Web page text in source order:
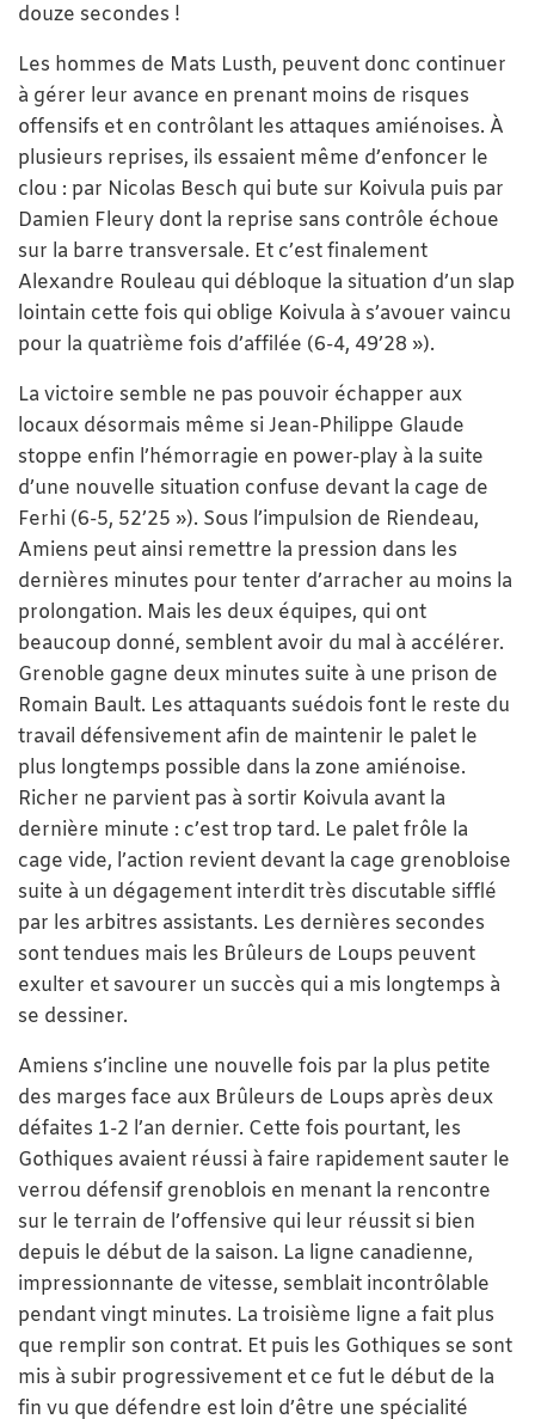
douze secondes !
Les hommes de Mats Lusth, peuvent donc continuer
à gérer leur avance en prenant moins de risques
offensifs et en contrôlant les attaques amiénoises. À
plusieurs reprises, ils essaient même d’enfoncer le
clou : par Nicolas Besch qui bute sur Koivula puis par
Damien Fleury dont la reprise sans contrôle échoue
sur la barre transversale. Et c’est finalement
Alexandre Rouleau qui débloque la situation d’un slap
lointain cette fois qui oblige Koivula à s’avouer vaincu
pour la quatrième fois d’affilée (6-4, 49’28 »).
La victoire semble ne pas pouvoir échapper aux
locaux désormais même si Jean-Philippe Glaude
stoppe enfin l’hémorragie en power-play à la suite
d’une nouvelle situation confuse devant la cage de
Ferhi (6-5, 52’25 »). Sous l’impulsion de Riendeau,
Amiens peut ainsi remettre la pression dans les
dernières minutes pour tenter d’arracher au moins la
prolongation. Mais les deux équipes, qui ont
beaucoup donné, semblent avoir du mal à accélérer.
Grenoble gagne deux minutes suite à une prison de
Romain Bault. Les attaquants suédois font le reste du
travail défensivement afin de maintenir le palet le
plus longtemps possible dans la zone amiénoise.
Richer ne parvient pas à sortir Koivula avant la
dernière minute : c’est trop tard. Le palet frôle la
cage vide, l’action revient devant la cage grenobloise
suite à un dégagement interdit très discutable sifflé
par les arbitres assistants. Les dernières secondes
sont tendues mais les Brûleurs de Loups peuvent
exulter et savourer un succès qui a mis longtemps à
se dessiner.
Amiens s’incline une nouvelle fois par la plus petite
des marges face aux Brûleurs de Loups après deux
défaites 1-2 l’an dernier. Cette fois pourtant, les
Gothiques avaient réussi à faire rapidement sauter le
verrou défensif grenoblois en menant la rencontre
sur le terrain de l’offensive qui leur réussit si bien
depuis le début de la saison. La ligne canadienne,
impressionnante de vitesse, semblait incontrôlable
pendant vingt minutes. La troisième ligne a fait plus
que remplir son contrat. Et puis les Gothiques se sont
mis à subir progressivement et ce fut le début de la
fin vu que défendre est loin d’être une spécialité